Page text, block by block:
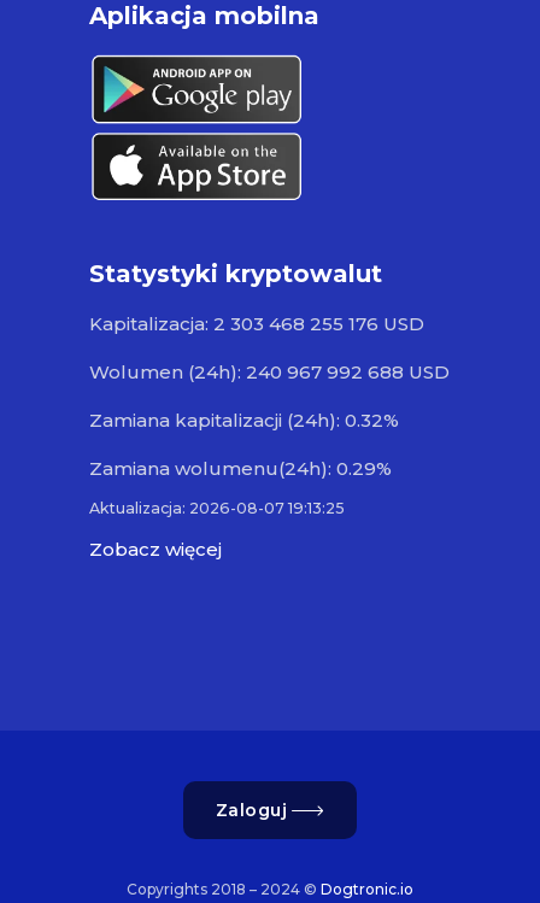
Aplikacja mobilna
Statystyki kryptowalut
Kapitalizacja: 2 303 468 255 176 USD
Wolumen (24h): 240 967 992 688 USD
Zamiana kapitalizacji (24h): 0.32%
Zamiana wolumenu(24h): 0.29%
Aktualizacja: 2026-08-07 19:13:25
Zobacz więcej
Zaloguj
Copyrights 2018 – 2024 © Dogtronic.io